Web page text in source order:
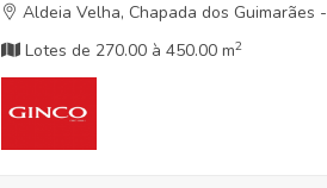
Aldeia Velha, Chapada dos Guimarães
Lotes de 270.00 à 450.00 m2